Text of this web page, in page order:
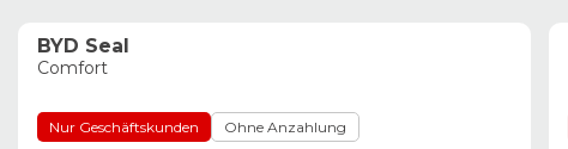
BYD Seal
Comfort
Nur Geschäftskunden Ohne Anzahlung